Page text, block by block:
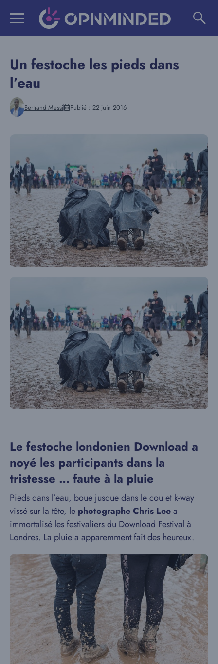
Un festoche les pieds dans
l’eau
Bertrand Messi Publié : 22 juin 2016
Le festoche londonien Download a
noyé les participants dans la
tristesse … faute à la pluie
Pieds dans l’eau, boue jusque dans le cou et k-way
vissé sur la tête, le photographe Chris Leea
immortalisé les festivaliers du Download Festival à
Londres. La pluie a apparemment fait des heureux.